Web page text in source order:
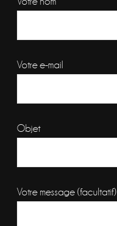
Votre e-mail
Objet
Votre message (facultatif)